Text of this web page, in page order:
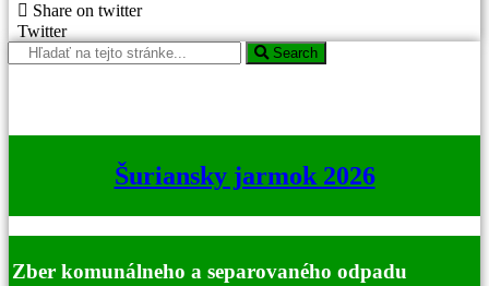
Share on twitter
Twitter
Search
Šuriansky jarmok 2026
Zber komunálneho a separovaného odpadu